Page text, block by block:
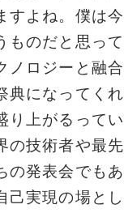
すよね。僕は今
ものだと思って
ノロジーと融合
典になってくれ
り上がるってい
の技術者や最先
の発表会でもあ
己実現の場とし